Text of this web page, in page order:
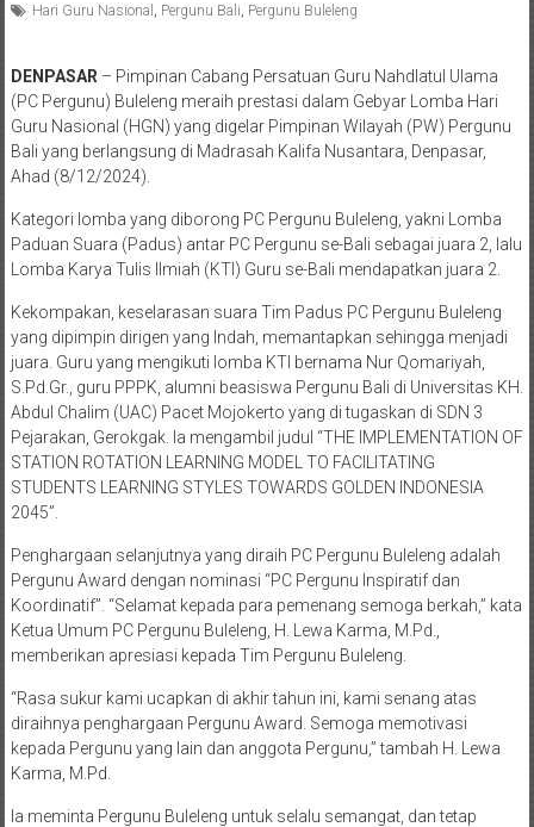
Hari Guru Nasional
Pergunu Bali Pergunu Buleleng
DENPASAR – Pimpinan Cabang Persatuan Guru Nahdlatul Ulama
(PC Pergunu) Buleleng meraih prestasi dalam Gebyar Lomba Hari
Guru Nasional (HGN) yang digelar Pimpinan Wilayah (PW) Pergunu
Bali yang berlangsung di Madrasah Kalifa Nusantara, Denpasar,
Ahad (8/12/2024).
Kategori lomba yang diborong PC Pergunu Buleleng, yakni Lomba
Paduan Suara (Padus) antar PC Pergunu se-Bali sebagai juara 2, lalu
Lomba Karya Tulis Ilmiah (KTI) Guru se-Bali mendapatkan juara 2.
Kekompakan, keselarasan suara Tim Padus PC Pergunu Buleleng
yang dipimpin dirigen yang Indah, memantapkan sehingga menjadi
juara. Guru yang mengikuti lomba KTI bernama Nur Qomariyah,
S.Pd.Gr., guru PPPK, alumni beasiswa Pergunu Bali di Universitas KH.
Abdul Chalim (UAC) Pacet Mojokerto yang di tugaskan di SDN 3
Pejarakan, Gerokgak. Ia mengambil judul “THE IMPLEMENTATION OF
STATION ROTATION LEARNING MODEL TO FACILITATING
STUDENTS LEARNING STYLES TOWARDS GOLDEN INDONESIA
2045”.
Penghargaan selanjutnya yang diraih PC Pergunu Buleleng adalah
Pergunu Award dengan nominasi “PC Pergunu Inspiratif dan
Koordinatif”. “Selamat kepada para pemenang semoga berkah,” kata
Ketua Umum PC Pergunu Buleleng, H. Lewa Karma, M.Pd.,
memberikan apresiasi kepada Tim Pergunu Buleleng.
“Rasa sukur kami ucapkan di akhir tahun ini, kami senang atas
diraihnya penghargaan Pergunu Award. Semoga memotivasi
kepada Pergunu yang lain dan anggota Pergunu,” tambah H. Lewa
Karma, M.Pd.
Ia meminta Pergunu Buleleng untuk selalu semangat, dan tetap